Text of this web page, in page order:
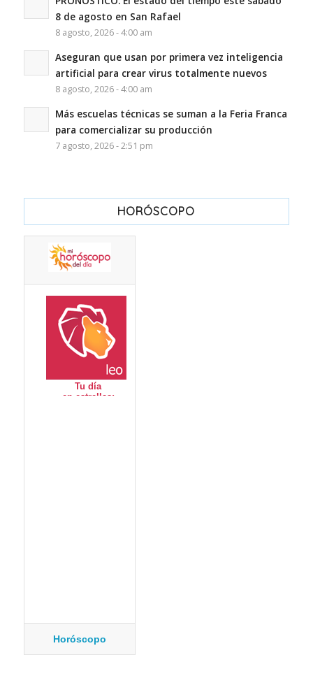
8 de agosto en San Rafael
8 agosto, 2026 - 4:00 am
Aseguran que usan por primera vez inteligencia
artificial para crear virus totalmente nuevos
8 agosto, 2026 - 4:00 am
Más escuelas técnicas se suman a la Feria Franca
para comercializar su producción
7 agosto, 2026 - 2:51 pm
HORÓSCOPO
Horóscopo